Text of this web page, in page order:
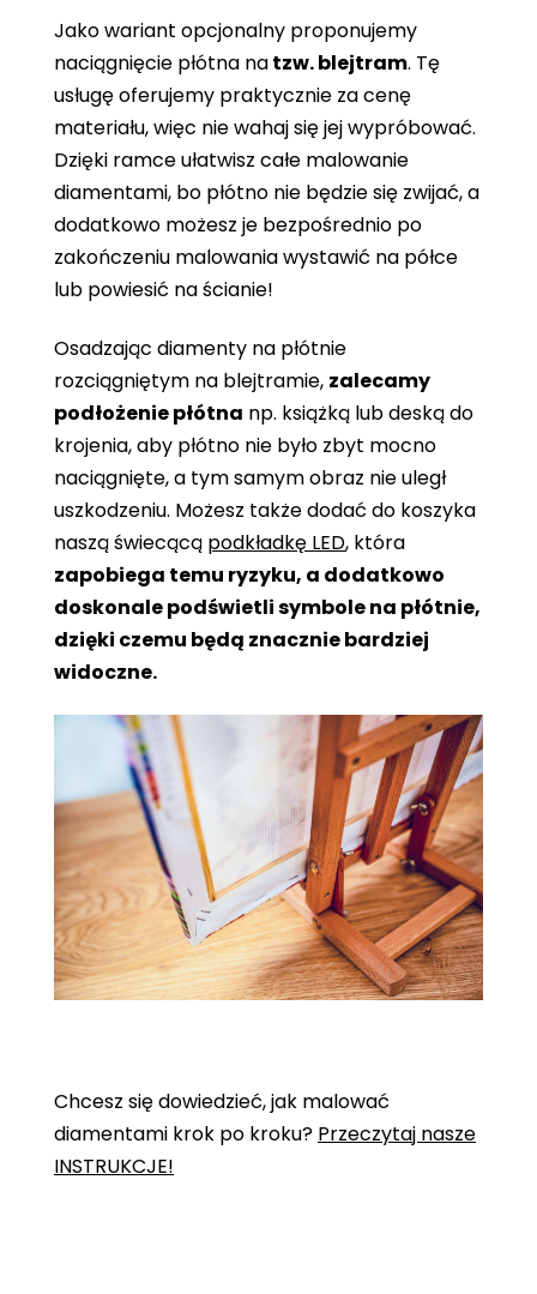
Jako wariant opcjonalny proponujemy
naciągnięcie płótna natzw. blejtram. Tę
usługę oferujemy praktycznie za cenę
materiału, więc nie wahaj się jej wypróbować.
Dzięki ramce ułatwisz całe malowanie
diamentami, bo płótno nie będzie się zwijać, a
dodatkowo możesz je bezpośrednio po
zakończeniu malowania wystawić na półce
lub powiesić na ścianie!
Osadzając diamenty na płótnie
rozciągniętym na blejtramie, zalecamy
podłożenie płótna np. książką lub deską do
krojenia, aby płótno nie było zbyt mocno
naciągnięte, a tym samym obraz nie uległ
uszkodzeniu. Możesz także dodać do koszyka
naszą świecącą podkładkę LED, która
zapobiega temu ryzyku, a dodatkowo
doskonale podświetli symbole na płótnie,
dzięki czemu będą znacznie bardziej
widoczne.
Chcesz się dowiedzieć, jak malować
diamentami krok po kroku? Przeczytaj nasze
INSTRUKCJE!